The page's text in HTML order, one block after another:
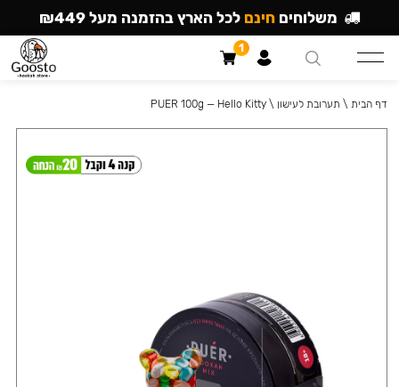
דף הבית \ תערובת לעישון \
PUER 100g — Hello Kitty
משלוחים חינם לכל הארץ בהזמנה מעל ₪449
1